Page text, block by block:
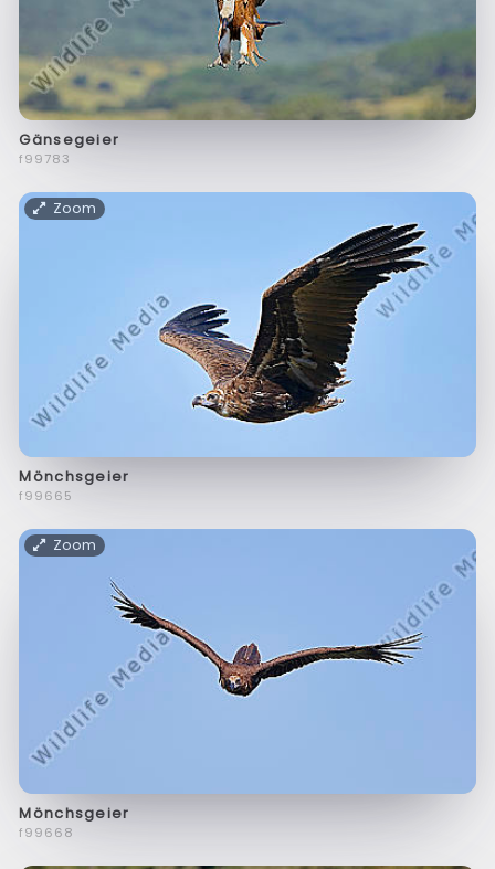
Gänsegeier
f99783
Zoom
Mönchsgeier
f99665
Zoom
Mönchsgeier
f99668